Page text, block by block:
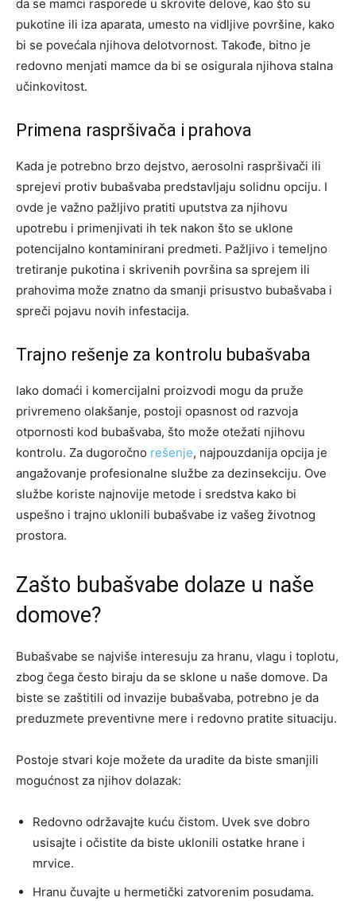
da se mamci rasporede u skrovite delove, kao što su
pukotine ili iza aparata, umesto na vidljive površine, kako
bi se povećala njihova delotvornost. Takođe, bitno je
redovno menjati mamce da bi se osigurala njihova stalna
učinkovitost.
Primena raspršivača i prahova
Kada je potrebno brzo dejstvo, aerosolni raspršivači ili
sprejevi protiv bubašvaba predstavljaju solidnu opciju. I
ovde je važno pažljivo pratiti uputstva za njihovu
upotrebu i primenjivati ih tek nakon što se uklone
potencijalno kontaminirani predmeti. Pažljivo i temeljno
tretiranje pukotina i skrivenih površina sa sprejem ili
prahovima može znatno da smanji prisustvo bubašvaba i
spreči pojavu novih infestacija.
Trajno rešenje za kontrolu bubašvaba
Iako domaći i komercijalni proizvodi mogu da pruže
privremeno olakšanje, postoji opasnost od razvoja
otpornosti kod bubašvaba, što može otežati njihovu
kontrolu. Za dugoročno rešenje, najpouzdanija opcija je
angažovanje profesionalne službe za dezinsekciju. Ove
službe koriste najnovije metode i sredstva kako bi
uspešno i trajno uklonili bubašvabe iz vašeg životnog
prostora.
Zašto bubašvabe dolaze u naše
domove?
Bubašvabe se najviše interesuju za hranu, vlagu i toplotu,
zbog čega često biraju da se sklone u naše domove. Da
biste se zaštitili od invazije bubašvaba, potrebno je da
preduzmete preventivne mere i redovno pratite situaciju.
Postoje stvari koje možete da uradite da biste smanjili
mogućnost za njihov dolazak:
Redovno održavajte kuću čistom. Uvek sve dobro
usisajte i očistite da biste uklonili ostatke hrane i
mrvice.
Hranu čuvajte u hermetički zatvorenim posudama.